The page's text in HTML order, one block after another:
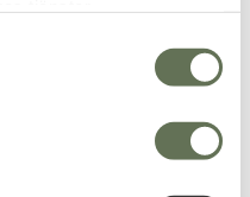
som tarp/regnskydd.